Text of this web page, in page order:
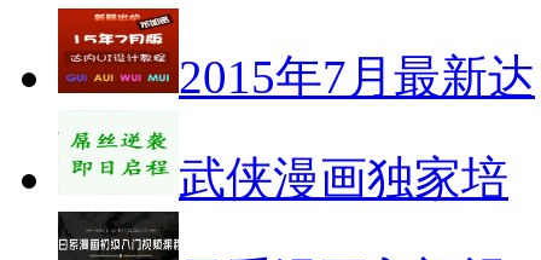
2015年7月最新达
武侠漫画独家培